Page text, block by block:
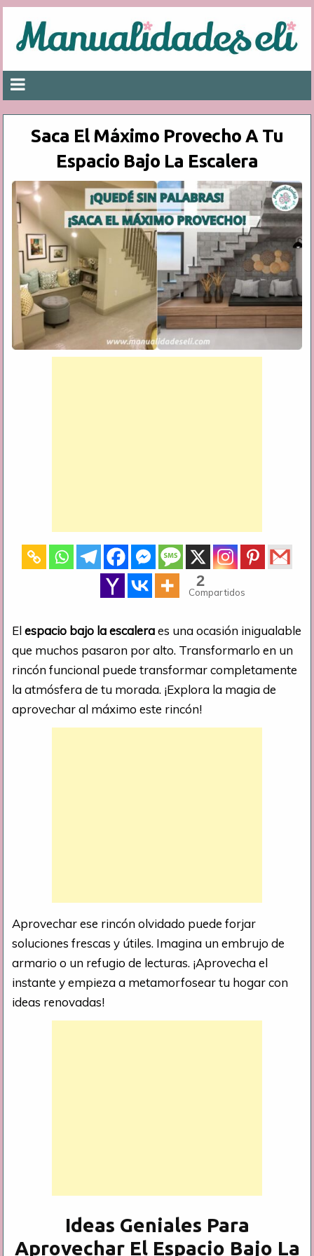
Saca El Máximo Provecho A Tu
Espacio Bajo La Escalera
2
Compartidos
Elespacio bajo la escaleraes una ocasión inigualable
que muchos pasaron por alto. Transformarlo en un
rincón funcional puede transformar completamente
la atmósfera de tu morada. ¡Explora la magia de
aprovechar al máximo este rincón!
Aprovechar ese rincón olvidado puede forjar
soluciones frescas y útiles. Imagina un embrujo de
armario o un refugio de lecturas. ¡Aprovecha el
instante y empieza a metamorfosear tu hogar con
ideas renovadas!
Ideas Geniales Para
Aprovechar El Espacio Bajo La